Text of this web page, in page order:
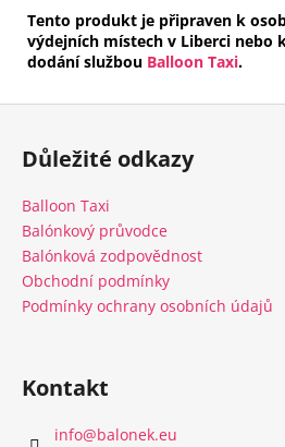
Tento produkt je připraven k
výdejních místech v Liberci nebo
dodání službou Balloon Taxi.
Z
Důležité odkazy
Balloon Taxi
Balónkový průvodce
Balónková zodpovědnost
Obchodní podmínky
Podmínky ochrany osobních údajů
Kontakt
info@balonek.eu